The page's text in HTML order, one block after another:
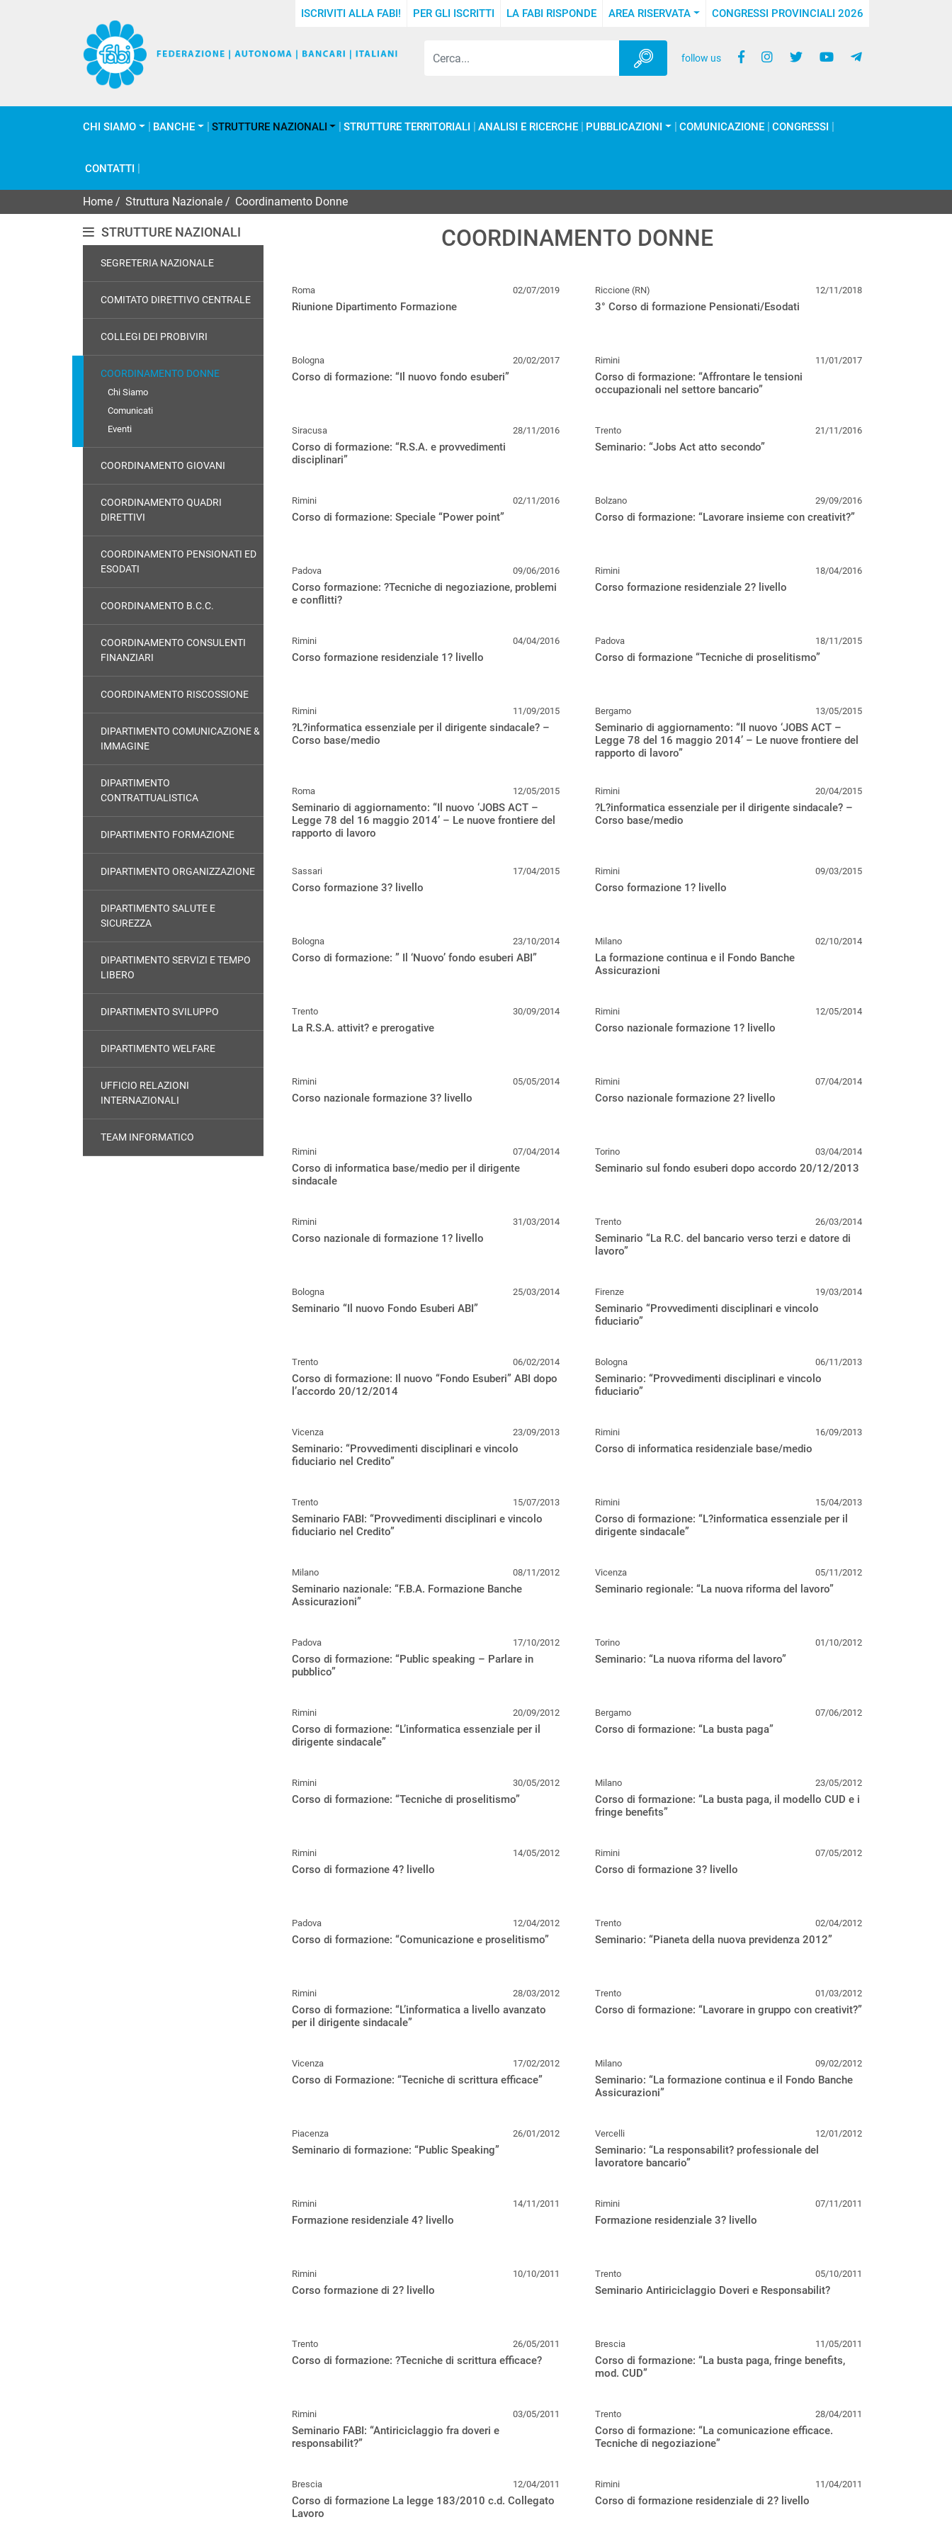
ISCRIVITI ALLA FABI! PER GLI ISCRITTI LA FABI RISPONDE AREA RISERVATA CONGRESSI PROVINCIALI 2026
follow us
CHI SIAMO BANCHE STRUTTURE NAZIONALI STRUTTURE TERRITORIALI ANALISI E RICERCHE PUBBLICAZIONI COMUNICAZIONE CONGRESSI
CONTATTI
Home Struttura Nazionale Coordinamento Donne
STRUTTURE NAZIONALI
SEGRETERIA NAZIONALE
COMITATO DIRETTIVO CENTRALE
COLLEGI DEI PROBIVIRI
COORDINAMENTO DONNE
Chi Siamo
Comunicati
Eventi
COORDINAMENTO GIOVANI
COORDINAMENTO QUADRI
DIRETTIVI
COORDINAMENTO PENSIONATI ED
ESODATI
COORDINAMENTO B.C.C.
COORDINAMENTO CONSULENTI
FINANZIARI
COORDINAMENTO RISCOSSIONE
DIPARTIMENTO COMUNICAZIONE &
IMMAGINE
DIPARTIMENTO
CONTRATTUALISTICA
DIPARTIMENTO FORMAZIONE
DIPARTIMENTO ORGANIZZAZIONE
DIPARTIMENTO SALUTE E
SICUREZZA
DIPARTIMENTO SERVIZI E TEMPO
LIBERO
DIPARTIMENTO SVILUPPO
DIPARTIMENTO WELFARE
UFFICIO RELAZIONI
INTERNAZIONALI
TEAM INFORMATICO
COORDINAMENTO DONNE
Roma 02/07/2019
Riunione Dipartimento Formazione
Riccione (RN) 12/11/2018
3° Corso di formazione Pensionati/Esodati
Bologna 20/02/2017
Corso di formazione: “Il nuovo fondo esuberi”
Rimini 11/01/2017
Corso di formazione: “Affrontare le tensioni
occupazionali nel settore bancario”
Siracusa 28/11/2016
Corso di formazione: “R.S.A. e provvedimenti
disciplinari”
Trento 21/11/2016
Seminario: “Jobs Act atto secondo”
Rimini 02/11/2016
Corso di formazione: Speciale “Power point”
Bolzano 29/09/2016
Corso di formazione: “Lavorare insieme con creativit?”
Padova 09/06/2016
Corso formazione: ?Tecniche di negoziazione, problemi
e conflitti?
Rimini 18/04/2016
Corso formazione residenziale 2? livello
Rimini 04/04/2016
Corso formazione residenziale 1? livello
Padova 18/11/2015
Corso di formazione “Tecniche di proselitismo”
Rimini 11/09/2015
?L?informatica essenziale per il dirigente sindacale? –
Corso base/medio
Bergamo 13/05/2015
Seminario di aggiornamento: “Il nuovo ‘JOBS ACT –
Legge 78 del 16 maggio 2014’ – Le nuove frontiere del
rapporto di lavoro”
Roma 12/05/2015
Seminario di aggiornamento: “Il nuovo ‘JOBS ACT –
Legge 78 del 16 maggio 2014’ – Le nuove frontiere del
rapporto di lavoro
Rimini 20/04/2015
?L?informatica essenziale per il dirigente sindacale? –
Corso base/medio
Sassari 17/04/2015
Corso formazione 3? livello
Rimini 09/03/2015
Corso formazione 1? livello
Bologna 23/10/2014
Corso di formazione: ” Il ‘Nuovo’ fondo esuberi ABI”
Milano 02/10/2014
La formazione continua e il Fondo Banche
Assicurazioni
Trento 30/09/2014
La R.S.A. attivit? e prerogative
Rimini 12/05/2014
Corso nazionale formazione 1? livello
Rimini 05/05/2014
Corso nazionale formazione 3? livello
Rimini 07/04/2014
Corso nazionale formazione 2? livello
Rimini 07/04/2014
Corso di informatica base/medio per il dirigente
sindacale
Torino 03/04/2014
Seminario sul fondo esuberi dopo accordo 20/12/2013
Rimini 31/03/2014
Corso nazionale di formazione 1? livello
Trento 26/03/2014
Seminario “La R.C. del bancario verso terzi e datore di
lavoro”
Bologna 25/03/2014
Seminario “Il nuovo Fondo Esuberi ABI”
Firenze 19/03/2014
Seminario “Provvedimenti disciplinari e vincolo
fiduciario”
Trento 06/02/2014
Corso di formazione: Il nuovo “Fondo Esuberi” ABI dopo
l’accordo 20/12/2014
Bologna 06/11/2013
Seminario: “Provvedimenti disciplinari e vincolo
fiduciario”
Vicenza 23/09/2013
Seminario: “Provvedimenti disciplinari e vincolo
fiduciario nel Credito”
Rimini 16/09/2013
Corso di informatica residenziale base/medio
Trento 15/07/2013
Seminario FABI: “Provvedimenti disciplinari e vincolo
fiduciario nel Credito”
Rimini 15/04/2013
Corso di formazione: “L?informatica essenziale per il
dirigente sindacale”
Milano 08/11/2012
Seminario nazionale: “F.B.A. Formazione Banche
Assicurazioni”
Vicenza 05/11/2012
Seminario regionale: “La nuova riforma del lavoro”
Padova 17/10/2012
Corso di formazione: “Public speaking – Parlare in
pubblico”
Torino 01/10/2012
Seminario: “La nuova riforma del lavoro”
Rimini 20/09/2012
Corso di formazione: “L’informatica essenziale per il
dirigente sindacale”
Bergamo 07/06/2012
Corso di formazione: “La busta paga”
Rimini 30/05/2012
Corso di formazione: “Tecniche di proselitismo”
Milano 23/05/2012
Corso di formazione: “La busta paga, il modello CUD e i
fringe benefits”
Rimini 14/05/2012
Corso di formazione 4? livello
Rimini 07/05/2012
Corso di formazione 3? livello
Padova 12/04/2012
Corso di formazione: “Comunicazione e proselitismo”
Trento 02/04/2012
Seminario: “Pianeta della nuova previdenza 2012”
Rimini 28/03/2012
Corso di formazione: “L’informatica a livello avanzato
per il dirigente sindacale”
Trento 01/03/2012
Corso di formazione: “Lavorare in gruppo con creativit?”
Vicenza 17/02/2012
Corso di Formazione: “Tecniche di scrittura efficace”
Milano 09/02/2012
Seminario: “La formazione continua e il Fondo Banche
Assicurazioni”
Piacenza 26/01/2012
Seminario di formazione: “Public Speaking”
Vercelli 12/01/2012
Seminario: “La responsabilit? professionale del
lavoratore bancario”
Rimini 14/11/2011
Formazione residenziale 4? livello
Rimini 07/11/2011
Formazione residenziale 3? livello
Rimini 10/10/2011
Corso formazione di 2? livello
Trento 05/10/2011
Seminario Antiriciclaggio Doveri e Responsabilit?
Trento 26/05/2011
Corso di formazione: ?Tecniche di scrittura efficace?
Brescia 11/05/2011
Corso di formazione: “La busta paga, fringe benefits,
mod. CUD”
Rimini 03/05/2011
Seminario FABI: “Antiriciclaggio fra doveri e
responsabilit?”
Trento 28/04/2011
Corso di formazione: “La comunicazione efficace.
Tecniche di negoziazione”
Brescia 12/04/2011
Corso di formazione La legge 183/2010 c.d. Collegato
Lavoro
Rimini 11/04/2011
Corso di formazione residenziale di 2? livello